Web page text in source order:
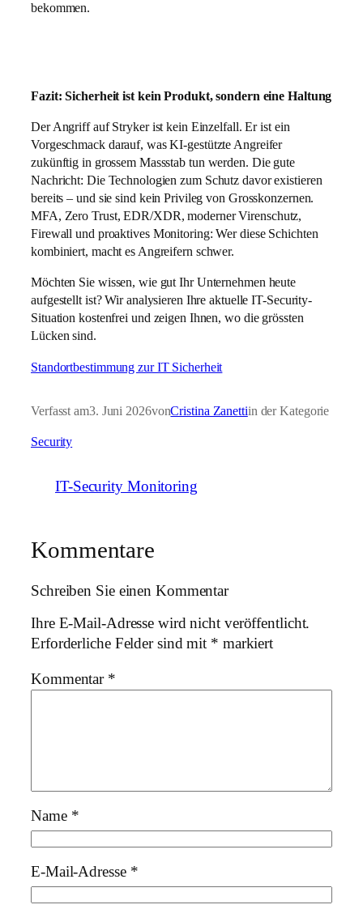
bekommen.
Fazit: Sicherheit ist kein Produkt, sondern eine Haltung
Der Angriff auf Stryker ist kein Einzelfall. Er ist ein
Vorgeschmack darauf, was KI-gestützte Angreifer
zukünftig in grossem Massstab tun werden. Die gute
Nachricht: Die Technologien zum Schutz davor existieren
bereits – und sie sind kein Privileg von Grosskonzernen.
MFA, Zero Trust, EDR/XDR, moderner Virenschutz,
Firewall und proaktives Monitoring: Wer diese Schichten
kombiniert, macht es Angreifern schwer.
Möchten Sie wissen, wie gut Ihr Unternehmen heute
aufgestellt ist? Wir analysieren Ihre aktuelle IT-Security-
Situation kostenfrei und zeigen Ihnen, wo die grössten
Lücken sind.
Standortbestimmung zur IT Sicherheit
Verfasst am3. Juni 2026vonCristina Zanettiin der Kategorie
Security
IT-Security Monitoring
Kommentare
Schreiben Sie einen Kommentar
Ihre E-Mail-Adresse wird nicht veröffentlicht.
Erforderliche Felder sind mit * markiert
Kommentar *
Name *
E-Mail-Adresse *